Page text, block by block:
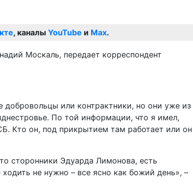
, каналы YouTube и Max.
Москаль, передает корреспондент
или контрактники, но они уже из
По той информации, что я имел,
Кто он, под прикрытием там работает или он
сторонники Эдуарда Лимонова, есть
не нужно – все ясно как божий день», –